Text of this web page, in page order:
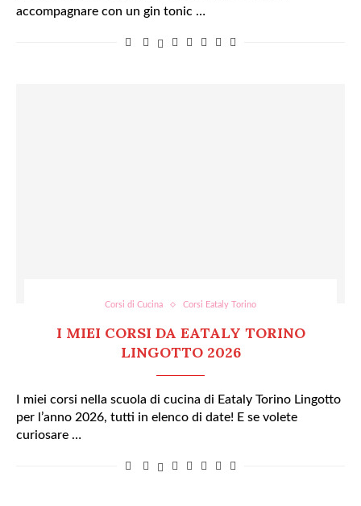
accompagnare con un gin tonic …
Corsi di Cucina Corsi Eataly Torino
I MIEI CORSI DA EATALY TORINO
LINGOTTO 2026
I miei corsi nella scuola di cucina di Eataly Torino Lingotto
per l’anno 2026, tutti in elenco di date! E se volete
curiosare …